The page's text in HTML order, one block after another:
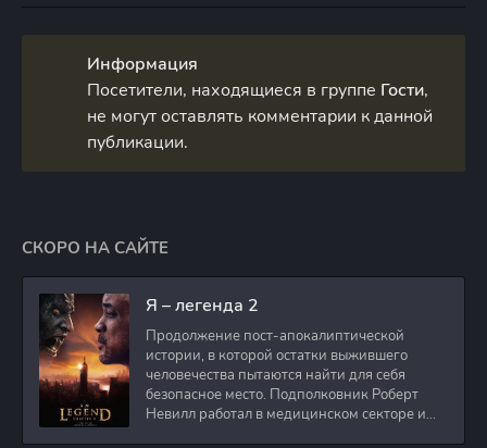
Информация
Посетители, находящиеся в группе Гости,
не могут оставлять комментарии к данной
публикации.
СКОРО НА САЙТЕ
Я – легенда 2
Продолжение пост-апокалиптической
истории, в которой остатки выжившего
человечества пытаются найти для себя
безопасное место. Подполковник Роберт
Невилл работал в медицинском секторе и